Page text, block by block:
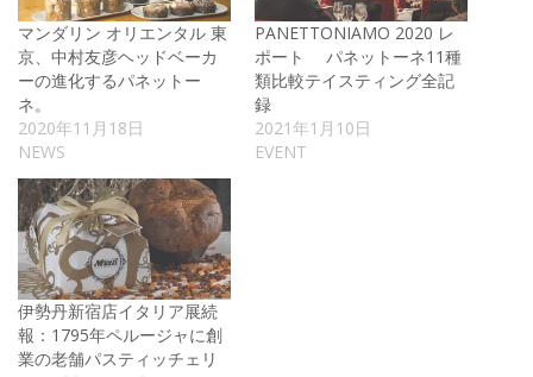
マンダリン オリエンタル 東
京、中村友彦ヘッドベーカ
ーの進化するパネットー
ネ。
2020年11月18日
NEWS
PANETTONIAMO 2020 レ
ポート パネットーネ11種
類比較テイスティング全記
録
2021年1月10日
EVENT
伊勢丹新宿店イタリア展続
報：1795年ペルージャに創
業の老舗パスティッチェリ